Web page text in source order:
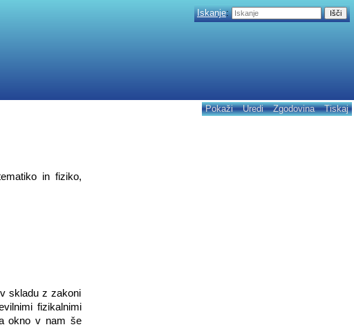
Iskanje:
Pokaži Uredi Zgodovina Tiskaj
in fiziko,
skladu z zakoni
fizikalnimi
okno v nam še